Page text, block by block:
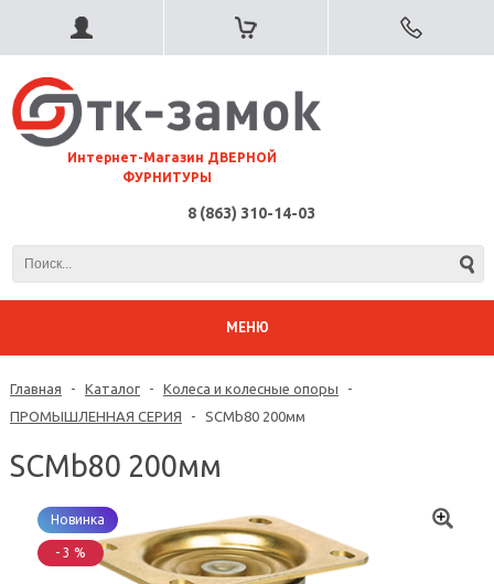
⠀Интернет-Магазин ДВЕРНОЙ
ФУРНИТУРЫ
8 (863) 310-14-03
МЕНЮ
Главная - Каталог - Колеса и колесные опоры
-
ПРОМЫШЛЕННАЯ СЕРИЯ
- SCMb80 200мм
SCMb80 200мм
Новинка
- 3 %